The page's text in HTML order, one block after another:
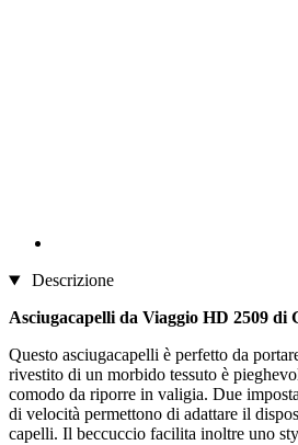
Descrizione
Asciugacapelli da Viaggio HD 2509 di
Questo asciugacapelli è perfetto da
rivestito di un morbido tessuto è
comodo da riporre in valigia. Due
di velocità permettono di adattare il
capelli. Il beccuccio facilita inoltre uno